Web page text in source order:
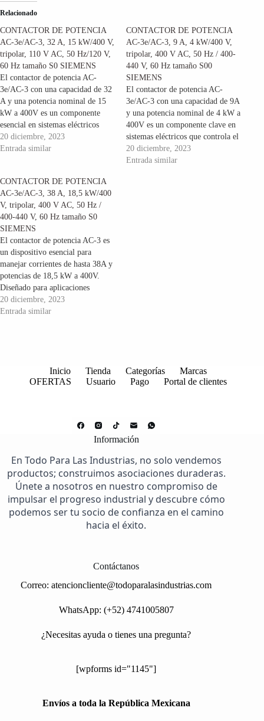
Relacionado
CONTACTOR DE POTENCIA
AC-3e/AC-3, 32 A, 15 kW/400 V,
tripolar, 110 V AC, 50 Hz/120 V,
60 Hz tamaño S0 SIEMENS
El contactor de potencia AC-
3e/AC-3 con una capacidad de 32
A y una potencia nominal de 15
kW a 400V es un componente
esencial en sistemas eléctricos
industriales. Con su configuración
tripolar, este contactor permite la
asegurando un control preciso y
seguro del…
20 diciembre, 2023
Entrada similar
CONTACTOR DE POTENCIA
AC-3e/AC-3, 9 A, 4 kW/400 V,
tripolar, 400 V AC, 50 Hz / 400-
440 V, 60 Hz tamaño S00
SIEMENS
El contactor de potencia AC-
3e/AC-3 con una capacidad de 9A
y una potencia nominal de 4 kW a
400V es un componente clave en
sistemas eléctricos que controla el
flujo de corriente en aplicaciones
industriales y comerciales. Al ser
20 diciembre, 2023
Entrada similar
CONTACTOR DE POTENCIA
AC-3e/AC-3, 38 A, 18,5 kW/400
V, tripolar, 400 V AC, 50 Hz /
400-440 V, 60 Hz tamaño S0
SIEMENS
El contactor de potencia AC-3 es
un dispositivo esencial para
manejar corrientes de hasta 38A y
potencias de 18,5 kW a 400V.
Diseñado para aplicaciones
tripolares, opera eficientemente
en sistemas de 400V AC con una
20 diciembre, 2023
Entrada similar
Inicio Tienda Categorías
Marcas
OFERTAS
Usuario Pago Portal de clientes
Información
En Todo Para Las Industrias, no solo vendemos
productos; construimos asociaciones duraderas.
Únete a nosotros en nuestro compromiso de
impulsar el progreso industrial y descubre cómo
podemos ser tu socio de confianza en el camino
hacia el éxito.
Contáctanos
Correo:atencioncliente@todoparalasindustrias.com
WhatsApp: (+52) 4741005807
¿Necesitas ayuda o tienes una pregunta?
[wpforms id="1145"]
Envíos a toda la República Mexicana